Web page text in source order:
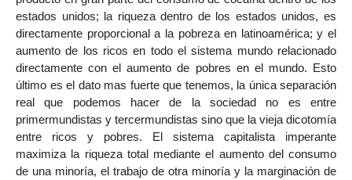
estados unidos; la riqueza dentro de los estados unidos, es
directamente proporcional a la pobreza en latinoamérica; y el
aumento de los ricos en todo el sistema mundo relacionado
directamente con el aumento de pobres en el mundo. Esto
último es el dato mas fuerte que tenemos, la única separación
real que podemos hacer de la sociedad no es entre
primermundistas y tercermundistas sino que la vieja dicotomía
entre ricos y pobres. El sistema capitalista imperante
maximiza la riqueza total mediante el aumento del consumo
de una minoría, el trabajo de otra minoría y la marginación de